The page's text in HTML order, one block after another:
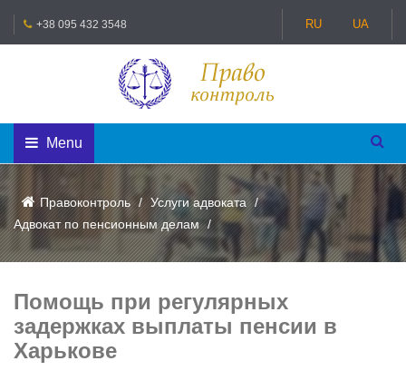
+38 095 432 3548 RU UA
Menu
Правоконтроль
Услуги адвоката
Адвокат по пенсионным делам
Помощь при регулярных
задержках выплаты пенсии в
Харькове